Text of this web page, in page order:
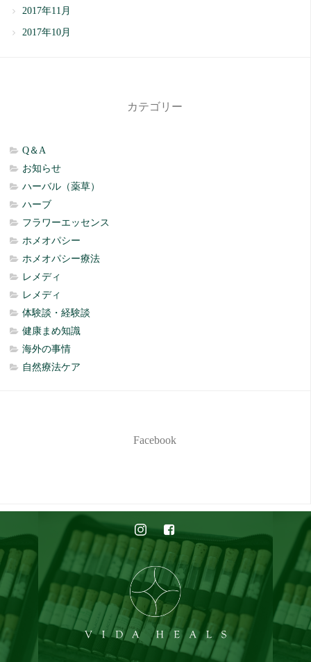
2017年11月
2017年10月
カテゴリー
Q＆A
お知らせ
ハーバル（薬草）
ハーブ
フラワーエッセンス
ホメオパシー
ホメオパシー療法
レメディ
レメディ
体験談・経験談
健康まめ知識
海外の事情
自然療法ケア
Facebook